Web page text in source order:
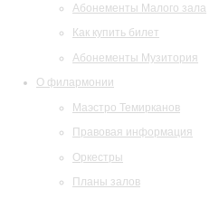
Абонементы Малого зала
Как купить билет
Абонементы Музитория
О филармонии
Маэстро Темирканов
Правовая информация
Оркестры
Планы залов